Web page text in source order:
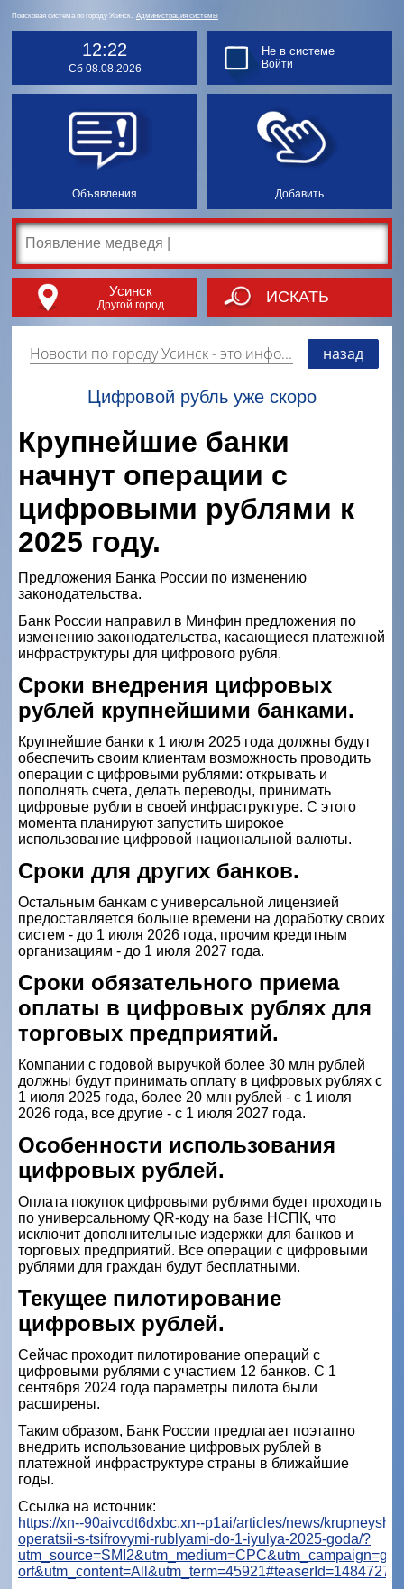
Поисковая система по городу Усинск. Администрация системы
12:22
Сб 08.08.2026
Объявления Добавить
Не в системе
Войти
Усинск
Другой город ИСКАТЬ
Новости по городу Усинск- это информация о событиях, мероприятиях и торгово-коммерческой деятельности города. Страницу наполняют платные и бесплатные объявления, имеющие функцию "поднятия вверх списка". назад
Цифровой рубль уже скоро
Крупнейшие банки
начнут операции с
цифровыми рублями к
2025 году.
Предложения Банка России по изменению
законодательства.
Банк России направил в Минфин предложения по
изменению законодательства, касающиеся платежной
инфраструктуры для цифрового рубля.
Сроки внедрения цифровых
рублей крупнейшими банками.
Крупнейшие банки к 1 июля 2025 года должны будут
обеспечить своим клиентам возможность проводить
операции с цифровыми рублями: открывать и
пополнять счета, делать переводы, принимать
цифровые рубли в своей инфраструктуре. С этого
момента планируют запустить широкое
использование цифровой национальной валюты.
Сроки для других банков.
Остальным банкам с универсальной лицензией
предоставляется больше времени на доработку своих
систем - до 1 июля 2026 года, прочим кредитным
организациям - до 1 июля 2027 года.
Сроки обязательного приема
оплаты в цифровых рублях для
торговых предприятий.
Компании с годовой выручкой более 30 млн рублей
должны будут принимать оплату в цифровых рублях с
1 июля 2025 года, более 20 млн рублей - с 1 июля
2026 года, все другие - с 1 июля 2027 года.
Особенности использования
цифровых рублей.
Оплата покупок цифровыми рублями будет проходить
по универсальному QR-коду на базе НСПК, что
исключит дополнительные издержки для банков и
торговых предприятий. Все операции с цифровыми
рублями для граждан будут бесплатными.
Текущее пилотирование
цифровых рублей.
Сейчас проходит пилотирование операций с
цифровыми рублями с участием 12 банков. С 1
сентября 2024 года параметры пилота были
расширены.
Таким образом, Банк России предлагает поэтапно
внедрить использование цифровых рублей в
платежной инфраструктуре страны в ближайшие
годы.
Ссылка на источник:
https://xn--90aivcdt6dxbc.xn--p1ai/articles/news/
operatsii-s-tsifrovymi-rublyami-do-1-iyulya-2025-goda/?